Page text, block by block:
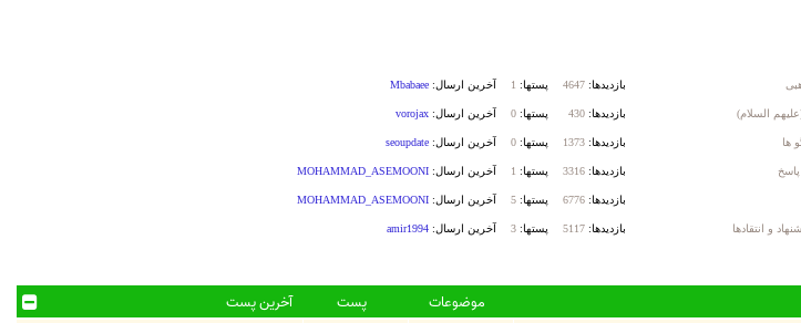
موضوعات پست آخرین پست